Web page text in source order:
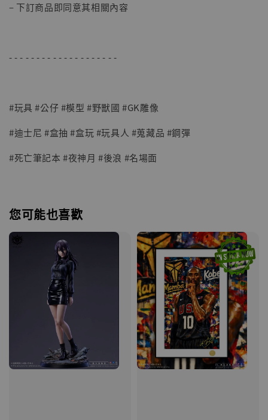
– 下訂商品即同意其相關內容
- - - - - - - - - - - - - - - - - - - -
#玩具 #公仔 #模型 #野獸國 #GK雕像
#迪士尼 #盒抽 #盒玩 #玩具人 #蒐藏品 #鋼彈
#死亡筆記本 #夜神月 #後浪 #名場面
您可能也喜歡